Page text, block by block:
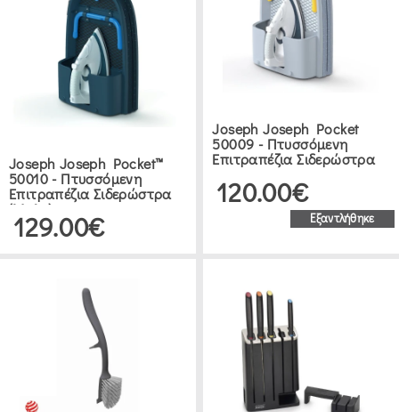
Joseph Joseph Pocket™
50010 - Πτυσσόμενη
Επιτραπέζια Σιδερώστρα
(Μπλε)
129.00€
Joseph Joseph Pocket
50009 - Πτυσσόμενη
Επιτραπέζια Σιδερώστρα
120.00€
Εξαντλήθηκε